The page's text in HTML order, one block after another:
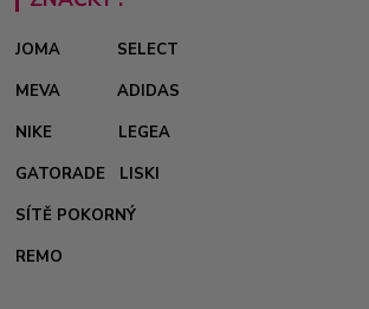
JOMA
SELECT
MEVA
ADIDAS
NIKE
LEGEA
GATORADE
LISKI
SÍTĚ POKORNÝ
REMO